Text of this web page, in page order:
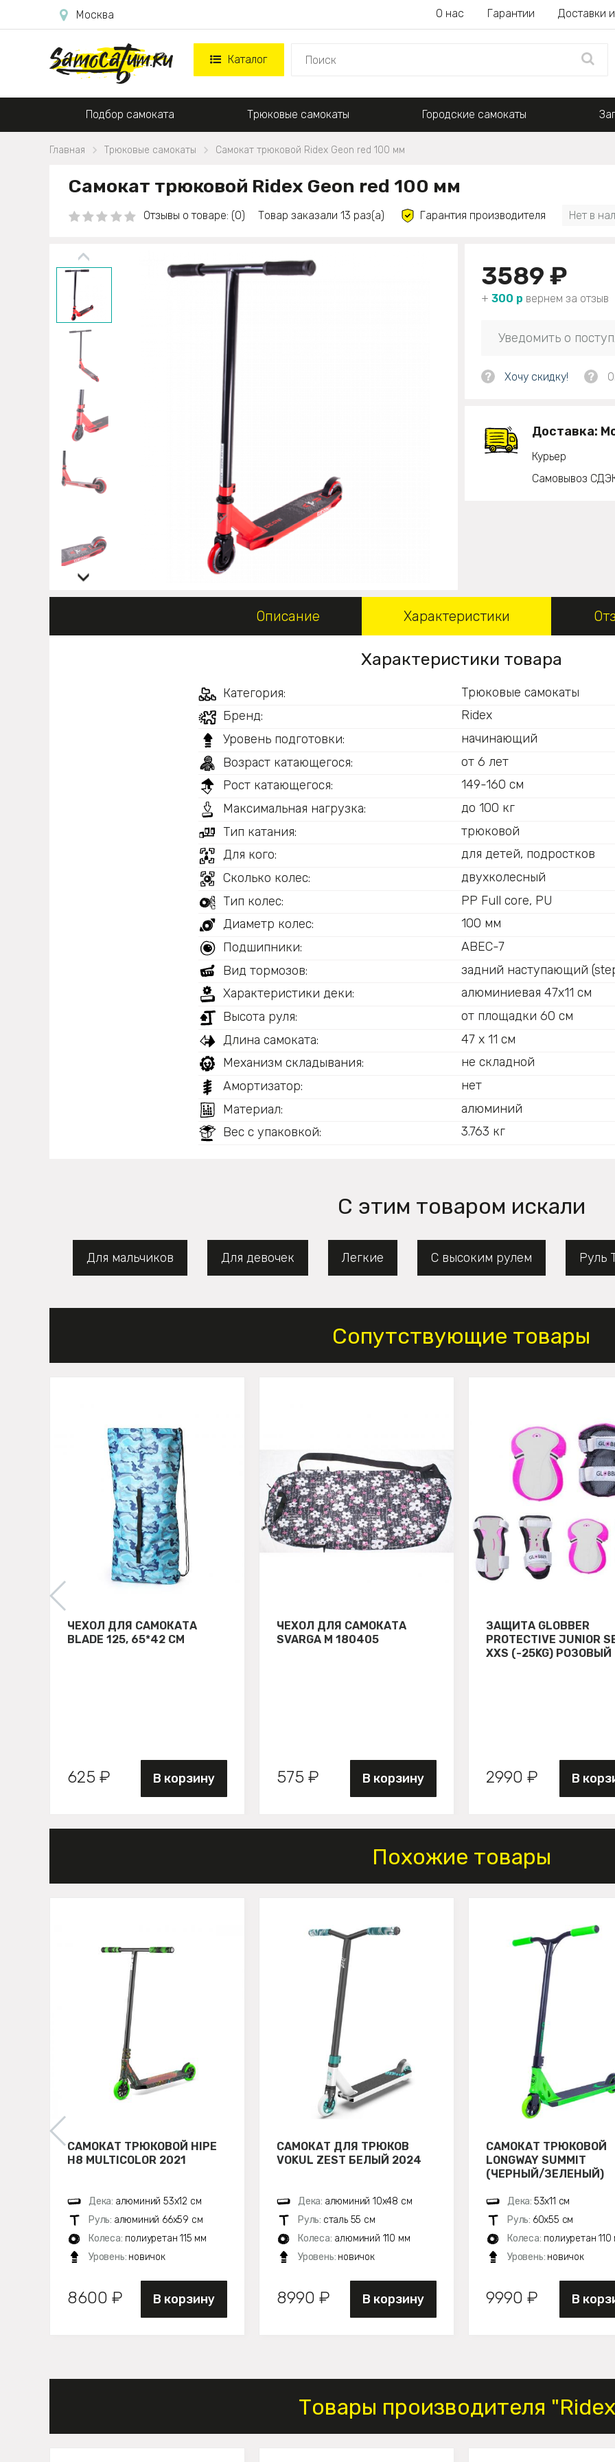
Москва О нас Гарантии Доставки
Каталог
Подбор самоката Трюковые самокаты Городские самокаты
Главная Трюковые самокаты Самокат трюковой Ridex Geon red 100 мм
Самокат трюковой Ridex Geon red 100 мм
Отзывы о товаре: (0) Товар заказали 13 раз(а) Гарантия производителя Нет в
3589 ₽
+ 300 р вернем за отзыв
Уведомить о
? Хочу скидку! ?
Доставка:
Курьер
Самовывоз
Описание Характеристики
Характеристики товара
Категория:
Трюковые самокаты
Бренд:
Ridex
Уровень подготовки:
начинающий
Возраст катающегося:
от 6 лет
Рост катающегося:
149-160 см
Максимальная нагрузка:
до 100 кг
Тип катания:
трюковой
Для кого:
для детей, подростков
Сколько колес:
двухколесный
Тип колес:
PP Full core, PU
Диаметр колес:
100 мм
Подшипники:
ABEC-7
Вид тормозов:
задний наступающий
Характеристики деки:
алюминиевая 47х11 см
Высота руля:
от площадки 60 см
Длина самоката:
47 х 11 см
Механизм складывания:
не складной
Амортизатор:
нет
Материал:
алюминий
Вес с упаковкой:
3.763 кг
С этим товаром искали
Для мальчиков Для девочек Легкие С высоким рулем Руль
Сопутствующие товары
ЧЕХОЛ ДЛЯ САМОКАТА
BLADE 125, 65*42 СМ
625 ₽ В корзину
ЧЕХОЛ ДЛЯ САМОКАТА
SVARGA М 180405
575 ₽ В корзину
ЗАЩИТА GLOBBER
PROTECTIVE JUNIOR
XXS (-25KG) РОЗОВЫЙ
2990 ₽ В
Похожие товары
САМОКАТ ТРЮКОВОЙ HIPE
H8 MULTICOLOR 2021
Дека: алюминий 53х12 см
Руль: алюминий 66х59 см
Колеса: полиуретан 115 мм
Уровень: новичок
8600 ₽ В корзину
САМОКАТ ДЛЯ ТРЮКОВ
VOKUL ZEST БЕЛЫЙ 2024
Дека: алюминий 10х48 см
Руль: сталь 55 см
Колеса: алюминий 110 мм
Уровень: новичок
8990 ₽ В корзину
САМОКАТ ТРЮКОВОЙ
LONGWAY SUMMIT
(ЧЕРНЫЙ/ЗЕЛЕНЫЙ)
Дека: 53х11 см
Руль: 60х55 см
Колеса: полиуретан 110
Уровень: новичок
9990 ₽ В
Товары производителя